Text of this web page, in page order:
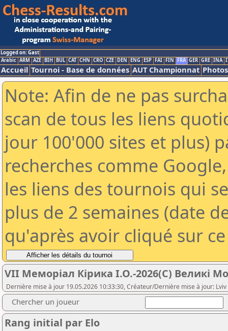
Logged on: Gast
Arabic ARM AZE BIH BUL CAT CHN CRO CZE DEN ENG ESP FAI FIN FRA GER GRE INA
Accueil Tournoi - Base de données AUT Championnat Photos
Note: Afin de ne pas
scan de tous les liens
jour 100'000 sites et plus)
recherches comme
les liens des tournois qui
plus de 2 semaines (date
qu'après avoir cliqué sur
VII Меморіал Кірика І.О.-2026(С) Великі
Dernière mise à jour 19.05.2026 10:33:30, Créateur/Dernière mise à jour: Lviv
Chercher un joueur
Rang initial par Elo